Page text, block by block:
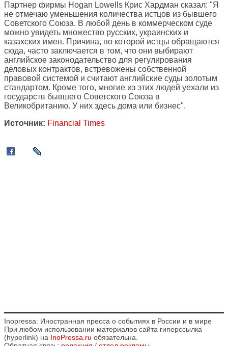
Партнер фирмы Hogan Lowells Крис Хардман сказал: "Я
не отмечаю уменьшения количества истцов из бывшего
Советского Союза. В любой день в коммерческом суде
можно увидеть множество русских, украинских и
казахских имен. Причина, по которой истцы обращаются
сюда, часто заключается в том, что они выбирают
английское законодательство для регулирования
деловых контрактов, встревожены собственной
правовой системой и считают английские суды золотым
стандартом. Кроме того, многие из этих людей уехали из
государств бывшего Советского Союза в
Великобританию. У них здесь дома или бизнес".
Источник: Financial Times
Inopressa: Иностранная пресса о событиях в России и в мире
При любом использовании материалов сайта гиперссылка
(hyperlink) на InoPressa.ru обязательна.